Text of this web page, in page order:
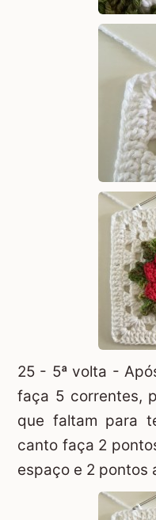
25 - 5ª volta -
faça 5 correntes,
que faltam para
canto faça 2
espaço e 2 pontos